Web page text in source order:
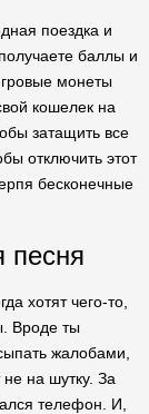
поездка и
баллы и
монеты
кошелек на
затащить все
отключить этот
бесконечные
песня
хотят чего-то,
Вроде ты
жалобами,
на шутку. За
телефон. И,